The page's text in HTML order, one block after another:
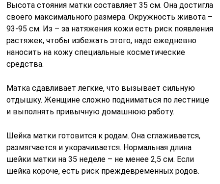
Высота стояния матки составляет 35 см. Она достигла
своего максимального размера. Окружность живота –
93-95 см. Из – за натяжения кожи есть риск появления
растяжек, чтобы избежать этого, надо ежедневно
наносить на кожу специальные косметические
средства.
Матка сдавливает легкие, что вызывает сильную
отдышку. Женщине сложно подниматься по лестнице
и выполнять привычную домашнюю работу.
Шейка матки готовится к родам. Она сглаживается,
размягчается и укорачивается. Нормальная длина
шейки матки на 35 неделе – не менее 2,5 см. Если
шейка короче, есть риск преждевременных родов.